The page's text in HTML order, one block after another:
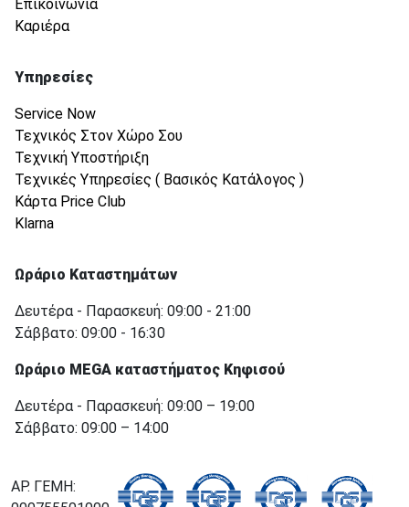
Επικοινωνία
Καριέρα
Υπηρεσίες
Service Now
Τεχνικός Στον Χώρο Σου
Τεχνική Υποστήριξη
Τεχνικές Υπηρεσίες ( Βασικός Κατάλογος )
Κάρτα Price Club
Klarna
Ωράριο Καταστημάτων
Δευτέρα - Παρασκευή: 09:00 - 21:00
Σάββατο: 09:00 - 16:30
Ωράριο MEGA καταστήματος Κηφισού
Δευτέρα - Παρασκευή: 09:00 – 19:00
Σάββατο: 09:00 – 14:00
ΑΡ. ΓΕΜΗ: